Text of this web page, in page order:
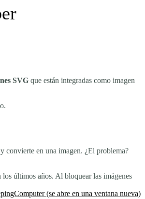
SVG que están integradas como imagen
convierte en una imagen. ¿El problema?
últimos años. Al bloquear las imágenes
(se abre en una ventana nueva)